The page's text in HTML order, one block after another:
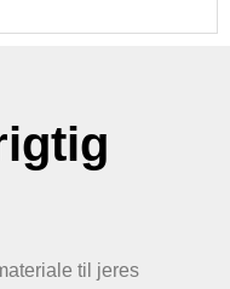
til jeres